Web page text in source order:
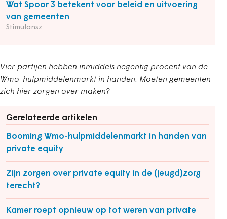
Wat Spoor 3 betekent voor beleid en uitvoering
van gemeenten
Stimulansz
Vier partijen hebben inmiddels negentig procent van de
Wmo-hulpmiddelenmarkt in handen. Moeten gemeenten
zich hier zorgen over maken?
Gerelateerde artikelen
Booming Wmo-hulpmiddelenmarkt in handen van
private equity
Zijn zorgen over private equity in de (jeugd)zorg
terecht?
Kamer roept opnieuw op tot weren van private